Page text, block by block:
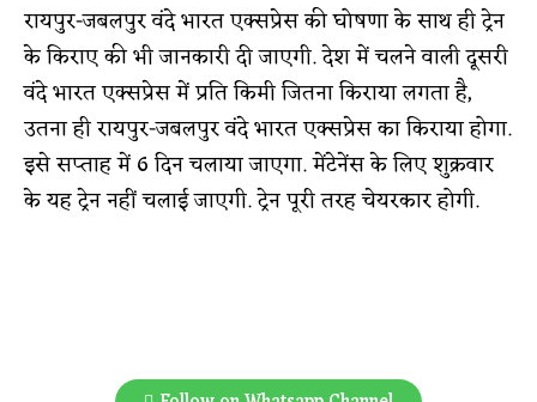
रायपुर-जबलपुर वंदे भारत एक्सप्रेस की घोषणा के साथ ही ट्रेन
के किराए की भी जानकारी दी जाएगी. देश में चलने वाली दूसरी
वंदे भारत एक्सप्रेस में प्रति किमी जितना किराया लगता है,
उतना ही रायपुर-जबलपुर वंदे भारत एक्सप्रेस का किराया होगा.
इसे सप्ताह में 6 दिन चलाया जाएगा. मेंटेनेंस के लिए शुक्रवार
के यह ट्रेन नहीं चलाई जाएगी. ट्रेन पूरी तरह चेयरकार होगी.